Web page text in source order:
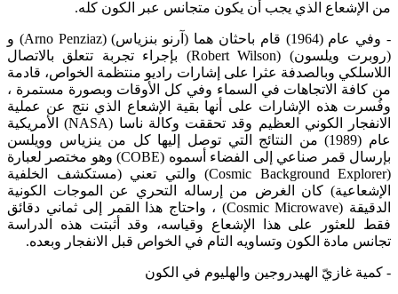
من الإشعاع الذي يجب أن يكون متجانس عبر الكون كله.
- وفي عام (1964) قام باحثان هما (آرنو بنزياس) (Arno Penziaz) و
(روبرت ويلسون) (Robert Wilson) بإجراء تجربة تتعلق بالاتصال
اللاسلكي وبالصدفة عثرا على إشارات راديو منتظمة الخواص، قادمة
من كافة الاتجاهات في السماء وفي كل الأوقات وبصورة مستمرة ،
وفُسرت هذه الإشارات على أنها بقية الإشعاع الذي نتج عن عملية
الانفجار الكوني العظيم وقد تحققت وكالة ناسا (NASA) الأمريكية
عام (1989) من النتائج التي توصل إليها كل من ينزياس وويلسن
بإرسال قمر صناعي إلى الفضاء أسموه (COBE) وهو مختصر لعبارة
(Cosmic Background Explorer) والتي تعني (مستكشف الخلفية
الإشعاعية) كان الغرض من إرساله التحري عن الموجات الكونية
الدقيقة (Cosmic Microwave) ، واحتاج هذا القمر إلى ثماني دقائق
فقط للعثور على هذا الإشعاع وقياسه، وقد أثبتت هذه الدراسة
تجانس مادة الكون وتساويه التام في الخواص قبل الانفجار وبعده.
- كمية غازيّ الهيدروجين والهليوم في الكون